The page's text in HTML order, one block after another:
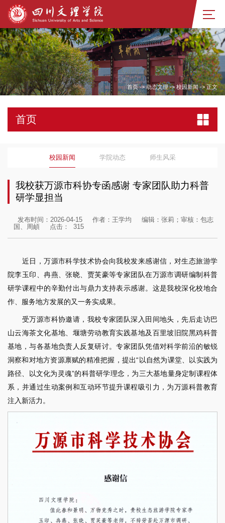
首页->动态文理-> 校园新闻->正文
首页
校园新闻 学院动态 师生风采
我校获万源市科协专函感谢 专家团队助力科普
研学显担当
发布时间：2026-04-15 作者：王学均
编辑：张莉；审核：包志
国、周頔
点击： 315
近日，万源市科学技术协会向我校发来感谢信，对生态旅游学
院李玉印、冉燕、张晓、贾芙豪等专家团队在万源市调研编制科普
研学课程中的辛勤付出与鼎力支持表示感谢。这是我校深化校地合
作、服务地方发展的又一务实成果。
受万源市科协邀请，我校专家团队深入田间地头，先后走访巴
山云海茶文化基地、堰塘劳动教育实践基地及百里坡旧院黑鸡科普
基地，与各基地负责人反复研讨。专家团队凭借对科学前沿的敏锐
洞察和对地方资源禀赋的精准把握，提出“以自然为课堂、以实践为
路径、以文化为灵魂”的科普研学理念，为三大基地量身定制课程体
系，并通过生动案例和互动环节提升课程吸引力，为万源科普教育
注入新活力。